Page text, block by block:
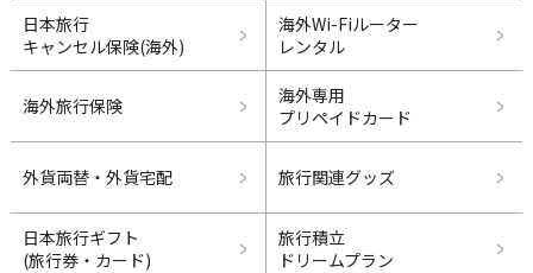
日本旅行
キャンセル保険(海外)
海外Wi-Fiルーター
レンタル
海外旅行保険
海外専用
プリペイドカード
外貨両替・外貨宅配 旅行関連グッズ
日本旅行ギフト
(旅行券・カード)
旅行積立
ドリームプラン